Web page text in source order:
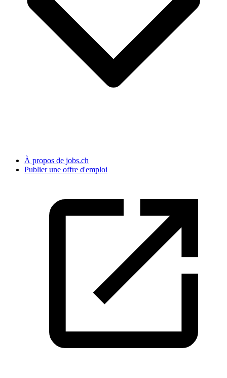
À propos de jobs.ch
Publier une offre d'emploi